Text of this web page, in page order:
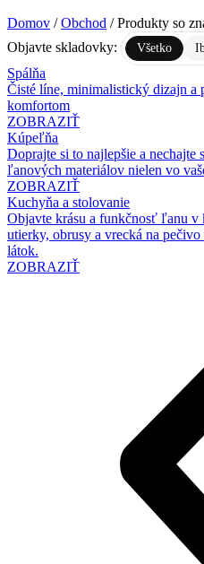
Domov /Obchod / Produkty so
Objavte skladovky:
Všetko
Spálňa
Čisté líne, minimalistický dizajn a
komfortom
ZOBRAZIŤ
Kúpeľňa
Doprajte si to najlepšie a
ľanových materiálov nielen vo
ZOBRAZIŤ
Kuchyňa a stolovanie
Objavte krásu a funkčnosť ľanu v
utierky, obrusy a vrecká na
látok.
ZOBRAZIŤ